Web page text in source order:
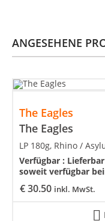
ANGESEHENE
The Eagles
The Eagles
€30.50 inkl. MwSt.
LP 180g, Rhino /
Verfügbar :
soweit verfügbar